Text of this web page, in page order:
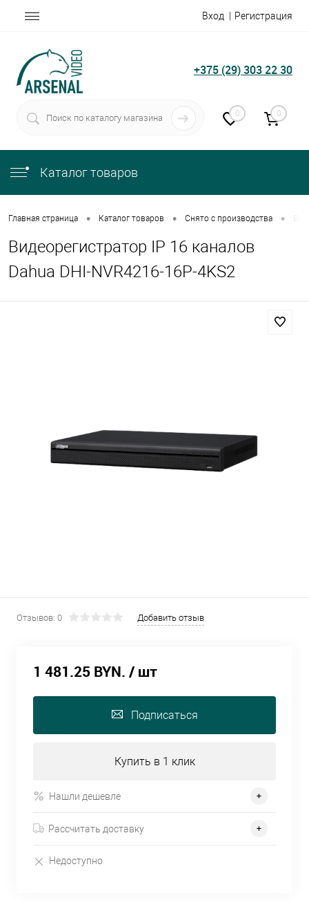
Вход Регистрация
+375 (29) 303 22 30
0 0
Каталог товаров
Главная страница • Каталог товаров • Снято с производства •
Видеорегистратор IP 16 каналов
Dahua DHI-NVR4216-16P-4KS2
Отзывов: 0 Добавить отзыв
1 481.25 BYN. / шт
Подписаться
Купить в 1 клик
Нашли дешевле
Рассчитать доставку
Недоступно